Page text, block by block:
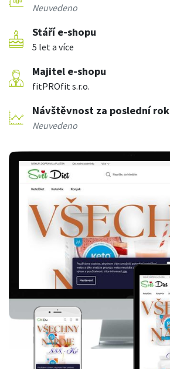
Neuvedeno
Stáří e-shopu
5 let a více
Majitel e-shopu
fitPROfit s.r.o.
Návštěvnost za poslední rok
Neuvedeno